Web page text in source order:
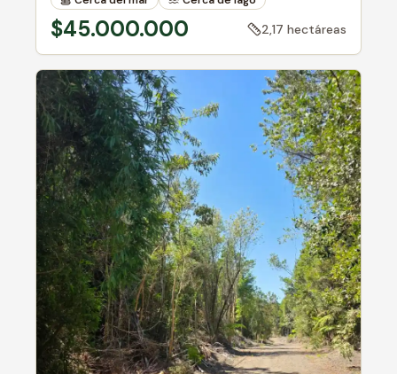
Cerca de río
$45.000.000 2,17 hectáreas